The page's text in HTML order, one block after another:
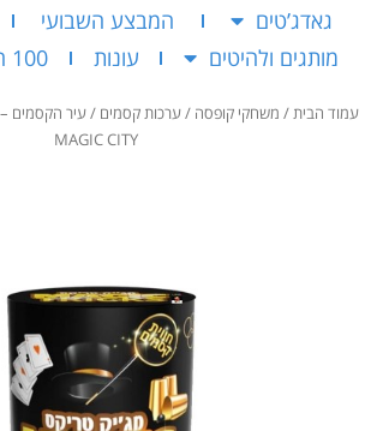
גאדג’טים
המבצע השבועי
מותגים ולהיטים
עונות 100 ההצעות הנבחרות
עמוד הבית/ משחקי קופסה /ערכות קסמים
MAGIC CITY